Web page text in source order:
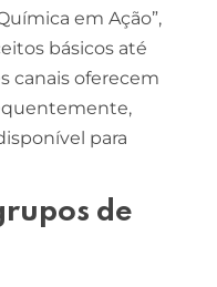
em Ação”,
básicos até
canais oferecem
para
de